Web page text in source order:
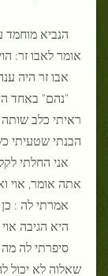
הנביא מוחמד
אומר לאבו זר:
אבו זר היה
"נהם" באחד
ראיתי כלב
הבנתי שטעיתי
אני החלתי
אתה אומר, אוי
אמרתי לה : כן
היא הגיבה
סיפרתי לה
שאלוה לא יכול